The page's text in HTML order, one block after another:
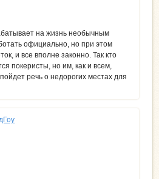
на жизнь необычным
официально, но при этом
и все вполне законно. Так кто
покеристы, но им, как и всем,
речь о недорогих местах для